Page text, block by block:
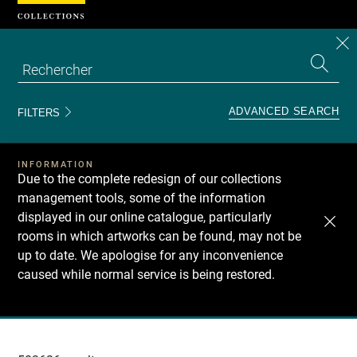
FILTERS ADVANCED SEARCH
INFORMATION
Due to the complete redesign of our collections
management tools, some of the information
displayed in our online catalogue, particularly
rooms in which artworks can be found, may not be
up to date. We apologise for any inconvenience
caused while normal service is being restored.
Recherche
Cookies management panel